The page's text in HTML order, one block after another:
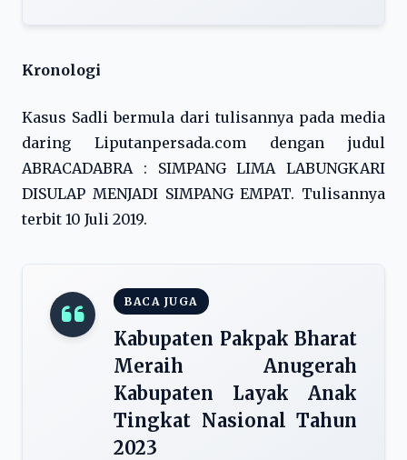
Kronologi
Kasus Sadli bermula dari tulisannya pada media
daring Liputanpersada.com dengan judul
ABRACADABRA : SIMPANG LIMA LABUNGKARI
DISULAP MENJADI SIMPANG EMPAT. Tulisannya
terbit 10 Juli 2019.
BACA JUGA
Kabupaten Pakpak Bharat
Meraih Anugerah
Kabupaten Layak Anak
Tingkat Nasional Tahun
2023